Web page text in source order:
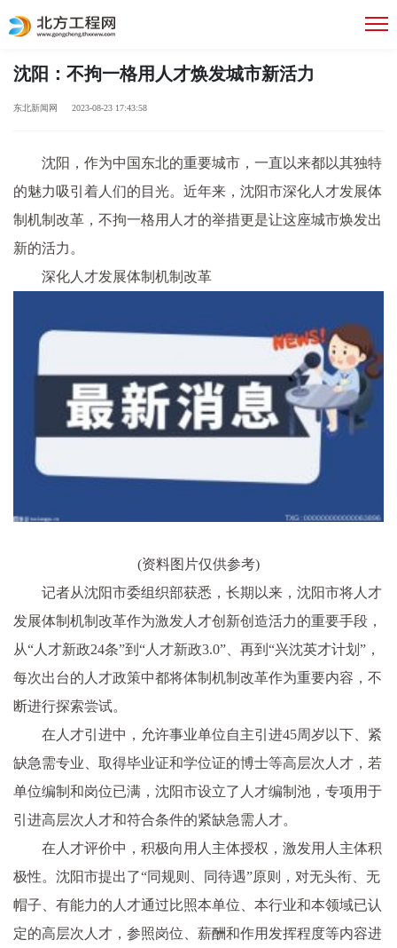
沈阳：不拘一格用人才焕发城市新活力
东北新闻网 2023-08-23 17:43:58
沈阳，作为中国东北的重要城市，一直以来都以其独特
的魅力吸引着人们的目光。近年来，沈阳市深化人才发展体
制机制改革，不拘一格用人才的举措更是让这座城市焕发出
新的活力。
深化人才发展体制机制改革
(资料图片仅供参考)
记者从沈阳市委组织部获悉，长期以来，沈阳市将人才
发展体制机制改革作为激发人才创新创造活力的重要手段，
从“人才新政24条”到“人才新政3.0”、再到“兴沈英才计划”，
每次出台的人才政策中都将体制机制改革作为重要内容，不
断进行探索尝试。
在人才引进中，允许事业单位自主引进45周岁以下、紧
缺急需专业、取得毕业证和学位证的博士等高层次人才，若
单位编制和岗位已满，沈阳市设立了人才编制池，专项用于
引进高层次人才和符合条件的紧缺急需人才。
在人才评价中，积极向用人主体授权，激发用人主体积
极性。沈阳市提出了“同规则、同待遇”原则，对无头衔、无
帽子、有能力的人才通过比照本单位、本行业和本领域已认
定的高层次人才，参照岗位、薪酬和作用发挥程度等内容进